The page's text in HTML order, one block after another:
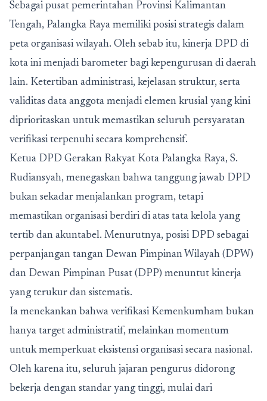
Sebagai pusat pemerintahan Provinsi Kalimantan
Tengah, Palangka Raya memiliki posisi strategis dalam
peta organisasi wilayah. Oleh sebab itu, kinerja DPD di
kota ini menjadi barometer bagi kepengurusan di daerah
lain. Ketertiban administrasi, kejelasan struktur, serta
validitas data anggota menjadi elemen krusial yang kini
diprioritaskan untuk memastikan seluruh persyaratan
verifikasi terpenuhi secara komprehensif.
Ketua DPD Gerakan Rakyat Kota Palangka Raya, S.
Rudiansyah, menegaskan bahwa tanggung jawab DPD
bukan sekadar menjalankan program, tetapi
memastikan organisasi berdiri di atas tata kelola yang
tertib dan akuntabel. Menurutnya, posisi DPD sebagai
perpanjangan tangan Dewan Pimpinan Wilayah (DPW)
dan Dewan Pimpinan Pusat (DPP) menuntut kinerja
yang terukur dan sistematis.
Ia menekankan bahwa verifikasi Kemenkumham bukan
hanya target administratif, melainkan momentum
untuk memperkuat eksistensi organisasi secara nasional.
Oleh karena itu, seluruh jajaran pengurus didorong
bekerja dengan standar yang tinggi, mulai dari